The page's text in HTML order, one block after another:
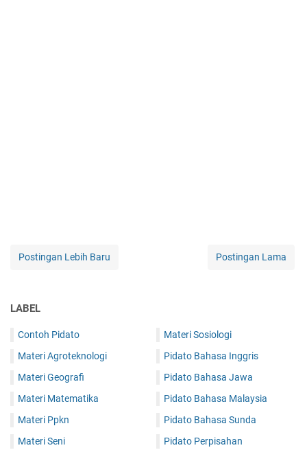
Postingan Lebih Baru Postingan Lama
LABEL
Contoh Pidato
Materi Agroteknologi
Materi Geografi
Materi Matematika
Materi Ppkn
Materi Seni
Materi Sosiologi
Pidato Bahasa Inggris
Pidato Bahasa Jawa
Pidato Bahasa Malaysia
Pidato Bahasa Sunda
Pidato Perpisahan